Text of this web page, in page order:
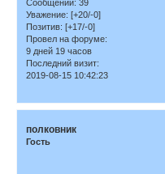
Сообщений: 39
Уважение: [+20/-0]
Позитив: [+17/-0]
Провел на форуме:
9 дней 19 часов
Последний визит:
2019-08-15 10:42:23
полковник
Гость